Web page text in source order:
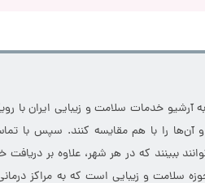
خدمات سلامت و زیبایی ایران با
را با هم مقایسه کنند. سپس با
ببینند که در هر شهر، علاوه بر
و زیبایی است که به مراکز